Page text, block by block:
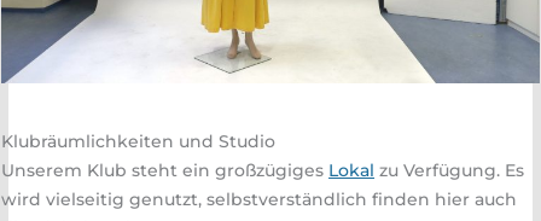
Klubräumlichkeiten und Studio
Unserem Klub steht ein großzügiges Lokal zu Verfügung. Es
wird vielseitig genutzt, selbstverständlich finden hier auch